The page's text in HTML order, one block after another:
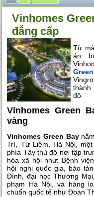
Vinhomes
đẳng cấp
Từ
án
thành
đô.
Vinhomes Green
vàng
Vinhomes Green Bay
Trì, Từ Liêm, Hà Nội,
phía Tây thủ đô nơi tập
hóa xã hội như: Bệnh
hội nghị quốc gia, bảo
Đình, đại học Thương
phạm Hà Nội, và hàng
chuẩn quốc tế như Đoàn